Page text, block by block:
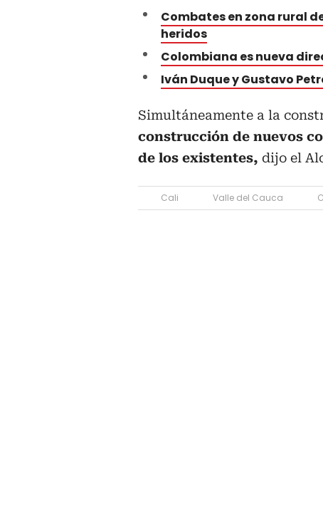
Combates en zona rural
heridos
Colombiana es nueva
Iván Duque y Gustavo
Simultáneamente a la
construcción de nuevos
de los existentes, dijo el
Cali Valle del Cauca